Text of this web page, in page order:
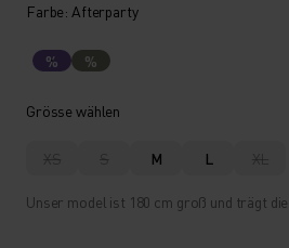
Farbe: Afterparty
% %
Grösse wählen
XS S M L XL
Unser model ist 180 cm groß und trägt die